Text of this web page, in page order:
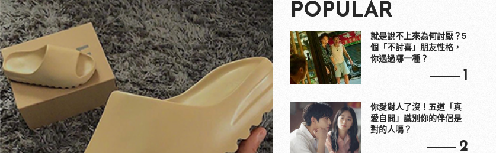
POPULAR
就是說不上來為何討厭？5
個「不討喜」朋友性格，
你遇過哪一種？
1
你愛對人了沒！五道「真
愛自問」識別你的伴侶是
對的人嗎？
2